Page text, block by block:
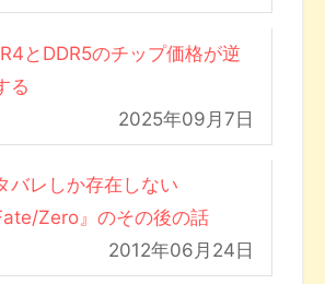
とDDR5のチップ価格が逆
る
2025年09月7日
バレしか存在しない
Zero』のその後の話
2012年06月24日